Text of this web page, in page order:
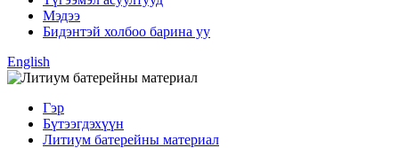
Мэдээ
Бидэнтэй холбоо барина уу
English
Гэр
Бүтээгдэхүүн
Литиум батерейны материал